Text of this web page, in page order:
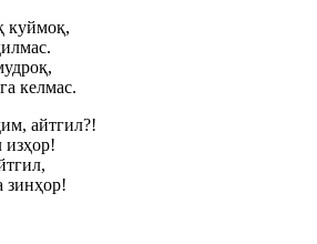
куймоқ,
келмас.
айтгил?!
изҳор!
зинҳор!